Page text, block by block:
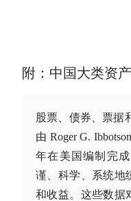
附：中国大类资产
股票、债券、票据
由 Roger G.
年在美国编制完
谨、科学、系统地
和收益。这些数据